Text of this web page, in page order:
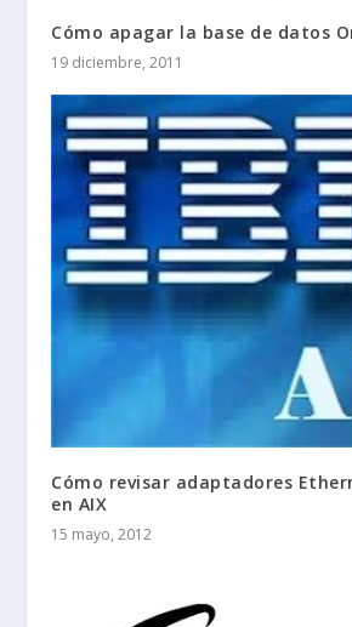
Cómo apagar la base de datos
19 diciembre, 2011
Cómo revisar adaptadores
en AIX
15 mayo, 2012